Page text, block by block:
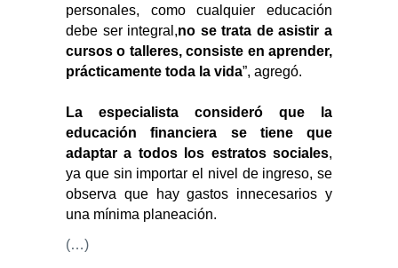
personales, como cualquier educación
debe ser integral,no se trata de asistir a
cursos o talleres, consiste en aprender,
prácticamente toda la vida”, agregó.
La especialista consideró que la
educación financiera se tiene que
adaptar a todos los estratos sociales,
ya que sin importar el nivel de ingreso, se
observa que hay gastos innecesarios y
una mínima planeación.
(…)